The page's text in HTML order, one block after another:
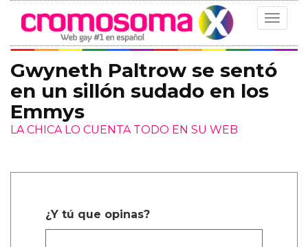
Toggle
Gwyneth Paltrow se sentó
en un sillón sudado en los
Emmys
LA CHICA LO CUENTA TODO EN SU WEB
¿Y tú que opinas?